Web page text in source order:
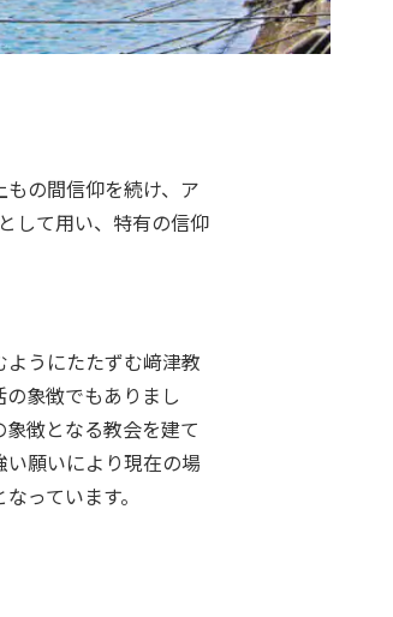
の間信仰を続け、ア
して用い、特有の信仰
うにたたずむ﨑津教
象徴でもありまし
徴となる教会を建て
願いにより現在の場
っています。